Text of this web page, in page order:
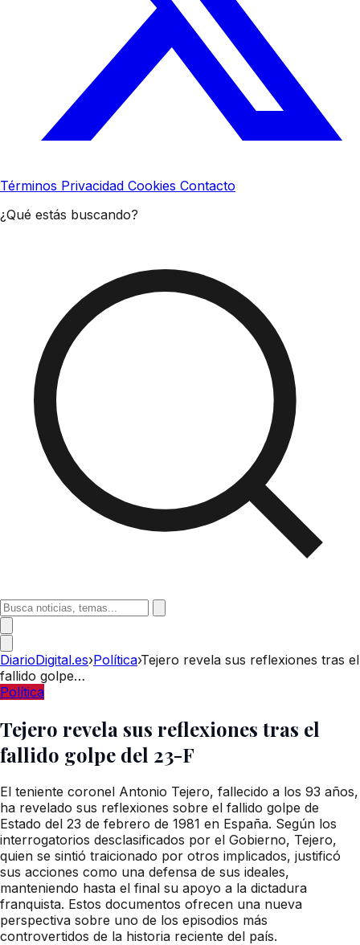
Términos Privacidad Cookies Contacto
¿Qué estás buscando?
DiarioDigital.es›Política›Tejero revela sus reflexiones tras el
fallido golpe…
Política
Tejero revela sus reflexiones tras el
fallido golpe del 23-F
El teniente coronel Antonio Tejero, fallecido a los 93 años,
ha revelado sus reflexiones sobre el fallido golpe de
Estado del 23 de febrero de 1981 en España. Según los
interrogatorios desclasificados por el Gobierno, Tejero,
quien se sintió traicionado por otros implicados, justificó
sus acciones como una defensa de sus ideales,
manteniendo hasta el final su apoyo a la dictadura
franquista. Estos documentos ofrecen una nueva
perspectiva sobre uno de los episodios más
controvertidos de la historia reciente del país.